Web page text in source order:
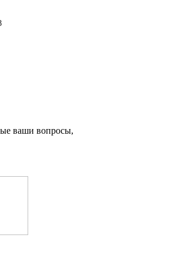
ваши вопросы,